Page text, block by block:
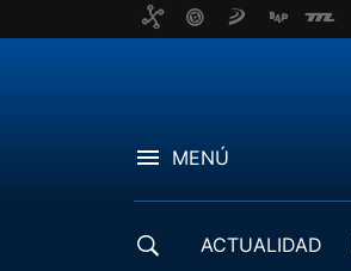
MENÚ
ACTUALIDAD